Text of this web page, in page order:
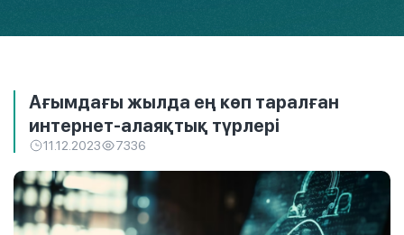
Ағымдағы жылда ең көп таралған
интернет-алаяқтық түрлері
11.12.2023 7336